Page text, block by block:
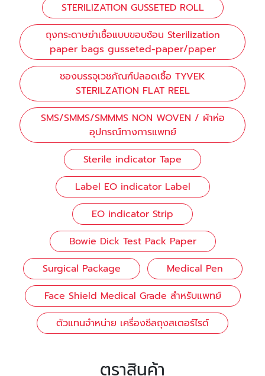
STERILIZATION GUSSETED ROLL
ถุงกระดาษฆ่าเชื้อแบบขอบซ้อน Sterilization
paper bags gusseted-paper/paper
ซองบรรจุเวชภัณฑ์ปลอดเชื้อ TYVEK
STERILZATION FLAT REEL
SMS/SMMS/SMMMS NON WOVEN / ผ้าห่อ
อุปกรณ์ทางการแพทย์
Sterile indicator Tape
Label EO indicator Label
EO indicator Strip
Bowie Dick Test Pack Paper
Surgical Package
Medical Pen
Face Shield Medical Grade สำหรับแพทย์
ตัวแทนจำหน่าย เครื่องซีลถุงสเตอร์ไรด์
ตราสินค้า